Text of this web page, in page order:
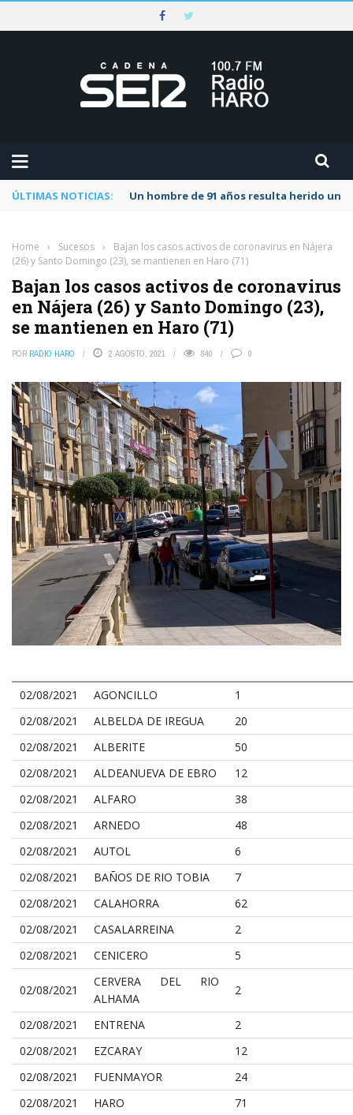
ÚLTIMAS NOTICIAS: Un hombre de 91 años resulta herido
Home › Sucesos ›
Bajan los casos activos de coronavirus en Nájera
(26) y Santo Domingo (23), se mantienen en Haro (71)
Bajan los casos activos de coronavirus
en Nájera (26) y Santo Domingo (23),
se mantienen en Haro (71)
POR RADIO HARO 2 AGOSTO, 2021 840 0
02/08/2021 AGONCILLO
1
02/08/2021
ALBELDA DE IREGUA
20
02/08/2021
ALBERITE
50
02/08/2021
ALDEANUEVA DE EBRO
12
02/08/2021
ALFARO
38
02/08/2021
ARNEDO
48
02/08/2021
AUTOL
6
02/08/2021
BAÑOS DE RIO TOBIA
7
02/08/2021
CALAHORRA
62
02/08/2021
CASALARREINA
2
02/08/2021
CENICERO 5
02/08/2021
CERVERA DEL RIO
ALHAMA
2
02/08/2021 ENTRENA
2
02/08/2021
EZCARAY
12
02/08/2021
FUENMAYOR
24
02/08/2021
HARO
71